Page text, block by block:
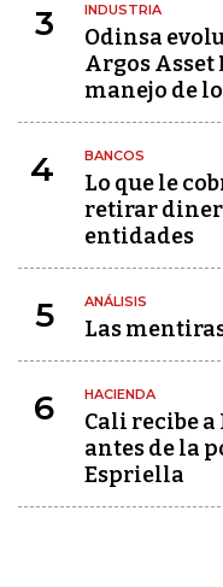
3 INDUSTRIA
Odinsa
Argos Asset
manejo de
4 BANCOS
Lo que le
retirar
entidades
5 ANÁLISIS
Las
6 HACIENDA
Cali recibe
antes de la
Espriella